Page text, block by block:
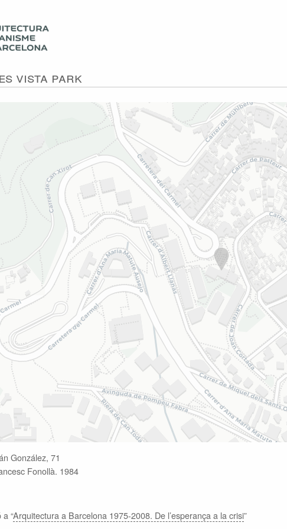
Vista Park
González, 71
Fonollà. 1984
“Arquitectura a Barcelona 1975-2008. De l’esperança a la crisi”